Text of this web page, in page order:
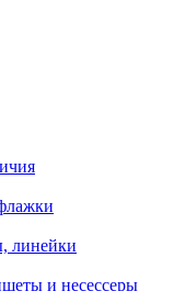
линейки
и несессеры